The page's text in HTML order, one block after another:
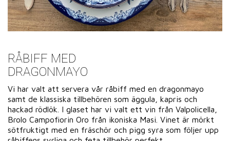
RÅBIFF MED
DRAGONMAYO
Vi har valt att servera vår råbiff med en dragonmayo
samt de klassiska tillbehören som äggula, kapris och
hackad rödlök. I glaset har vi valt ett vin från Valpolicella,
Brolo Campofiorin Oro från ikoniska Masi. Vinet är mörkt
sötfruktigt med en fräschör och pigg syra som följer upp